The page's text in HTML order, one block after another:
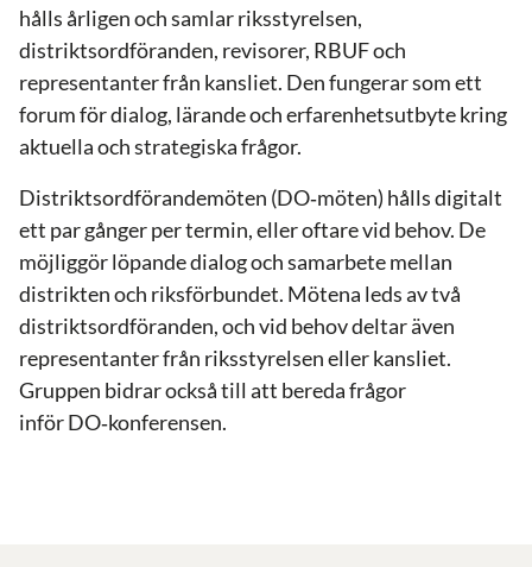
hålls årligen och samlar riksstyrelsen,
distriktsordföranden, revisorer, RBUF och
representanter från kansliet. Den fungerar som ett
forum för dialog, lärande och erfarenhetsutbyte kring
aktuella och strategiska frågor.
Distriktsordförandemöten (DO‑möten) hålls digitalt
ett par gånger per termin, eller oftare vid behov. De
möjliggör löpande dialog och samarbete mellan
distrikten och riksförbundet. Mötena leds av två
distriktsordföranden, och vid behov deltar även
representanter från riksstyrelsen eller kansliet.
Gruppen bidrar också till att bereda frågor
inför DO‑konferensen.